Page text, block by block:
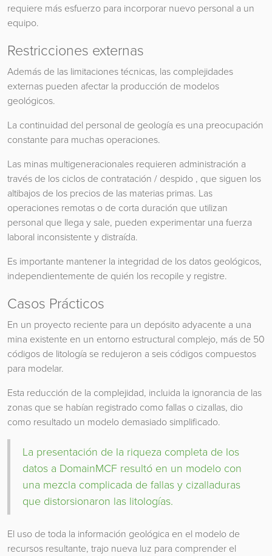
requiere más esfuerzo para incorporar nuevo personal a un
equipo.
Restricciones externas
Además de las limitaciones técnicas, las complejidades
externas pueden afectar la producción de modelos
geológicos.
La continuidad del personal de geología es una preocupación
constante para muchas operaciones.
Las minas multigeneracionales requieren administración a
través de los ciclos de contratación / despido , que siguen los
altibajos de los precios de las materias primas. Las
operaciones remotas o de corta duración que utilizan
personal que llega y sale, pueden experimentar una fuerza
laboral inconsistente y distraída.
Es importante mantener la integridad de los datos geológicos,
independientemente de quién los recopile y registre.
Casos Prácticos
En un proyecto reciente para un depósito adyacente a una
mina existente en un entorno estructural complejo, más de 50
códigos de litología se redujeron a seis códigos compuestos
para modelar.
Esta reducción de la complejidad, incluida la ignorancia de las
zonas que se habían registrado como fallas o cizallas, dio
como resultado un modelo demasiado simplificado.
La presentación de la riqueza completa de los
datos a DomainMCF resultó en un modelo con
una mezcla complicada de fallas y cizalladuras
que distorsionaron las litologías.
El uso de toda la información geológica en el modelo de
recursos resultante, trajo nueva luz para comprender el